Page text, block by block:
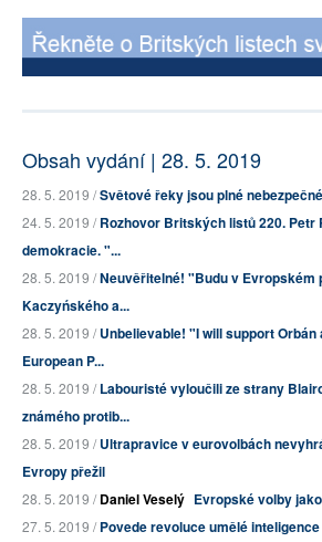
Obsah vydání | 28. 5. 2019
28. 5. 2019 /Světové řeky jsou plné
24. 5. 2019 /Rozhovor Britských listů 220. Petr
demokracie. "...
28. 5. 2019 /Neuvěřitelné! "Budu v Evropském
Kaczyńského a...
28. 5. 2019 /Unbelievable! "I will support
European P...
28. 5. 2019 /Labouristé vyloučili ze strany
známého protib...
28. 5. 2019 /Ultrapravice v eurovolbách
Evropy přežil
28. 5. 2019 /Daniel Veselý Evropské volby
27. 5. 2019 /Povede revoluce umělé